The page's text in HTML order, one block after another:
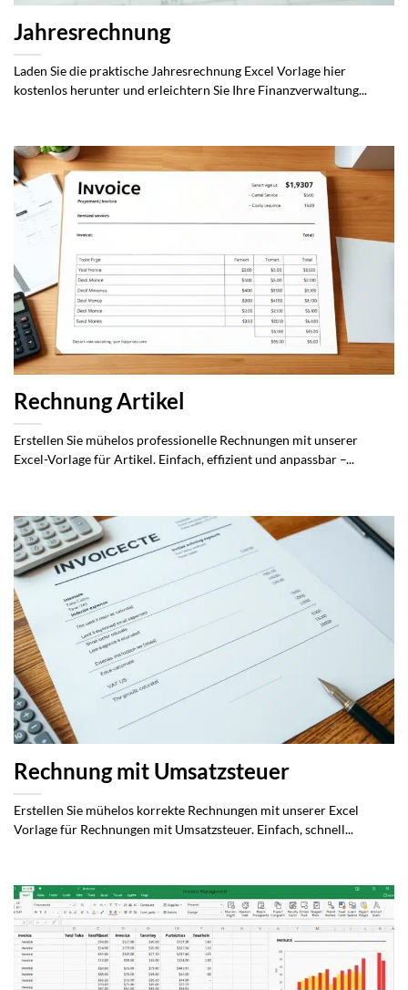
Jahresrechnung
Laden Sie die praktische Jahresrechnung Excel Vorlage hier
kostenlos herunter und erleichtern Sie Ihre Finanzverwaltung...
Rechnung Artikel
Erstellen Sie mühelos professionelle Rechnungen mit unserer
Excel-Vorlage für Artikel. Einfach, effizient und anpassbar –...
Rechnung mit Umsatzsteuer
Erstellen Sie mühelos korrekte Rechnungen mit unserer Excel
Vorlage für Rechnungen mit Umsatzsteuer. Einfach, schnell...